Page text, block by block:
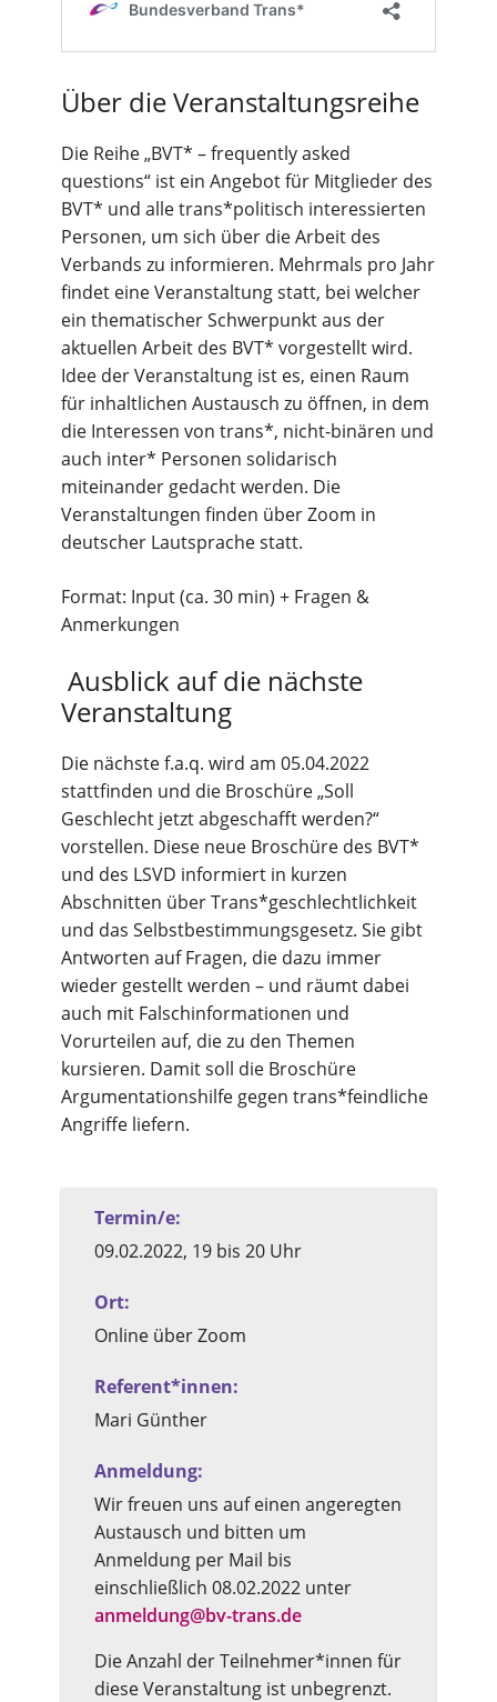
Über die Veranstaltungsreihe
Die Reihe „BVT* – frequently asked
questions“ ist ein Angebot für Mitglieder des
BVT* und alle trans*politisch interessierten
Personen, um sich über die Arbeit des
Verbands zu informieren. Mehrmals pro Jahr
findet eine Veranstaltung statt, bei welcher
ein thematischer Schwerpunkt aus der
aktuellen Arbeit des BVT* vorgestellt wird.
Idee der Veranstaltung ist es, einen Raum
für inhaltlichen Austausch zu öffnen, in dem
die Interessen von trans*, nicht-binären und
auch inter* Personen solidarisch
miteinander gedacht werden. Die
Veranstaltungen finden über Zoom in
deutscher Lautsprache statt.
Format: Input (ca. 30 min) + Fragen &
Anmerkungen
Ausblick auf die nächste
Veranstaltung
Die nächste f.a.q. wird am 05.04.2022
stattfinden und die Broschüre „Soll
Geschlecht jetzt abgeschafft werden?“
vorstellen. Diese neue Broschüre des BVT*
und des LSVD informiert in kurzen
Abschnitten über Trans*geschlechtlichkeit
und das Selbstbestimmungsgesetz. Sie gibt
Antworten auf Fragen, die dazu immer
wieder gestellt werden – und räumt dabei
auch mit Falschinformationen und
Vorurteilen auf, die zu den Themen
kursieren. Damit soll die Broschüre
Argumentationshilfe gegen trans*feindliche
Angriffe liefern.
Termin/e:
09.02.2022, 19 bis 20 Uhr
Ort:
Online über Zoom
Referent*­innen:
Mari Günther
Anmeldung:
Wir freuen uns auf einen angeregten
Austausch und bitten um
Anmeldung per Mail bis
einschließlich 08.02.2022 unter
anmeldung@bv-trans.de
Die Anzahl der Teilnehmer*innen für
diese Veranstaltung ist unbegrenzt.